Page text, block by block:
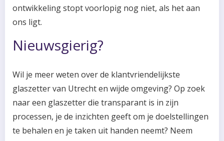
ontwikkeling stopt voorlopig nog niet, als het aan
ons ligt.
Nieuwsgierig?
Wil je meer weten over de klantvriendelijkste
glaszetter van Utrecht en wijde omgeving? Op zoek
naar een glaszetter die transparant is in zijn
processen, je de inzichten geeft om je doelstellingen
te behalen en je taken uit handen neemt? Neem